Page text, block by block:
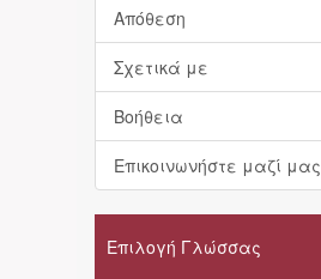
Απόθεση
Σχετικά με
Βοήθεια
Επικοινωνήστε μαζί μας
Επιλογή Γλώσσας